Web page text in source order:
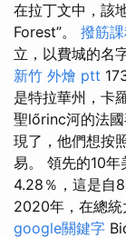
在拉丁文中，該
Forest”。 撥筋
立，以費城的名
新竹 外燴 ptt
是特拉華州，卡
聖lőrinc河的法國
現了，他們想按
易。 領先的10年
4.28％，這是自
2020年，在總統
google關鍵字